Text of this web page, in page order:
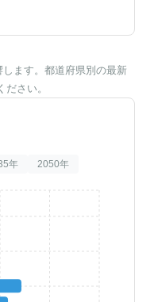
ます。都道府県別の最新
ださい。
年 2050年